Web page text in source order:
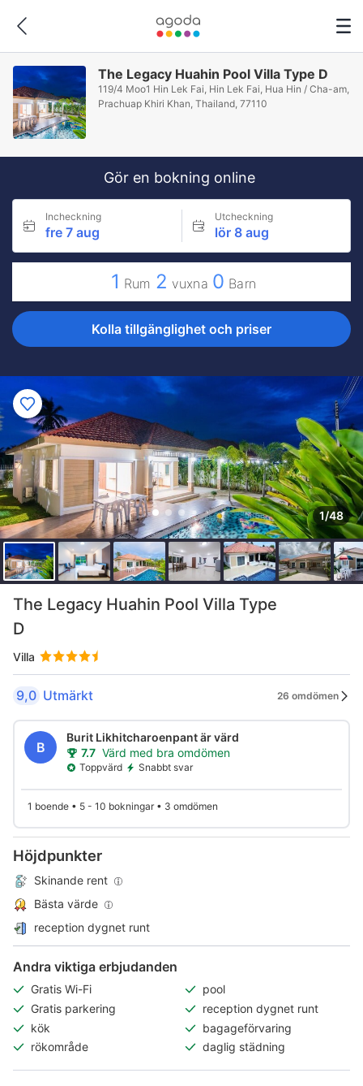
The Legacy Huahin Pool Villa Type D
119/4 Moo1 Hin Lek Fai, Hin Lek Fai, Hua Hin / Cha-am,
Prachuap Khiri Khan, Thailand, 77110
Gör en bokning online
Incheckning
fre 7 aug
Utcheckning
lör 8 aug
1 Rum 2 vuxna 0 Barn
Kolla tillgänglighet och priser
1/48
The Legacy Huahin Pool Villa Type
D
Villa
9,0 Utmärkt 26 omdömen
B
Burit Likhitcharoenpant är värd
7.7 Värd med bra omdömen
Toppvärd Snabbt svar
1 boende • 5 - 10 bokningar • 3 omdömen
Höjdpunkter
Skinande rent
Bästa värde
reception dygnet runt
Andra viktiga erbjudanden
Gratis Wi-Fi
pool
Gratis parkering
reception dygnet runt
kök
bagageförvaring
rökområde
daglig städning